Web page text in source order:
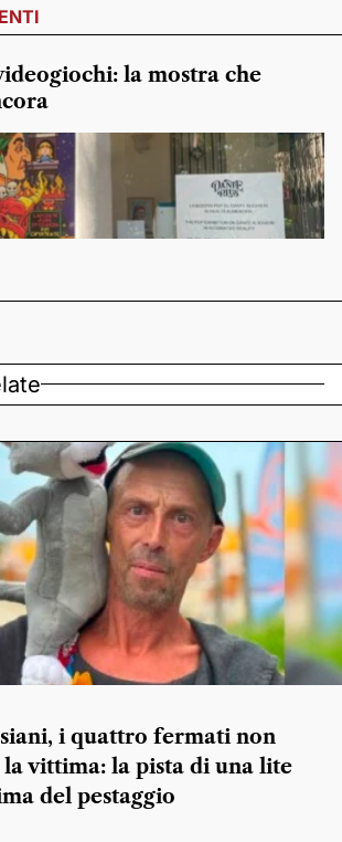
la mostra che
i quattro fermati non
la vittima: la pista di una lite
del pestaggio